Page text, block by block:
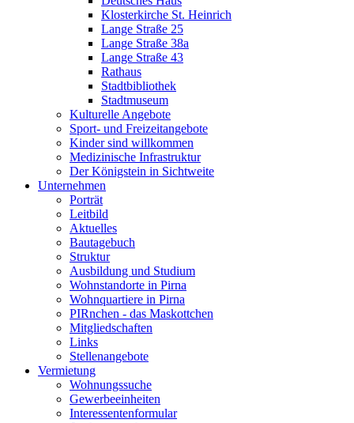
Klosterkirche St. Heinrich
Lange Straße 25
Lange Straße 38a
Lange Straße 43
Rathaus
Stadtbibliothek
Stadtmuseum
Kulturelle Angebote
Sport- und Freizeitangebote
Kinder sind willkommen
Medizinische Infrastruktur
Der Königstein in Sichtweite
Unternehmen
Porträt
Leitbild
Aktuelles
Bautagebuch
Struktur
Ausbildung und Studium
Wohnstandorte in Pirna
Wohnquartiere in Pirna
PIRnchen - das Maskottchen
Mitgliedschaften
Links
Stellenangebote
Vermietung
Wohnungssuche
Gewerbeeinheiten
Interessentenformular